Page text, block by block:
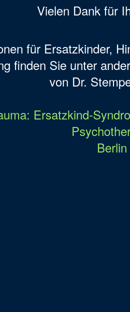
Vielen Dank für
für Ersatzkinder,
finden Sie unter
von Dr.
Ersatzkind-
Berlin